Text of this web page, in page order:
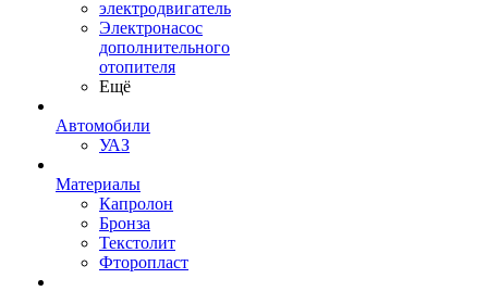
электродвигатель
Электронасос
дополнительного
отопителя
Ещё
Автомобили
УАЗ
Материалы
Капролон
Бронза
Текстолит
Фторопласт